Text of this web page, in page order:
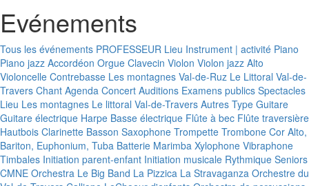
Evénements
Tous les événements PROFESSEUR Lieu Instrument | activité Piano
Piano jazz Accordéon Orgue Clavecin Violon Violon jazz Alto
Violoncelle Contrebasse Les montagnes Val-de-Ruz Le Littoral Val-de-
Travers Chant Agenda Concert Auditions Examens publics Spectacles
Lieu Les montagnes Le littoral Val-de-Travers Autres Type Guitare
Guitare électrique Harpe Basse électrique Flûte à bec Flûte traversière
Hautbois Clarinette Basson Saxophone Trompette Trombone Cor Alto,
Bariton, Euphonium, Tuba Batterie Marimba Xylophone Vibraphone
Timbales Initiation parent-enfant Initiation musicale Rythmique Seniors
CMNE Orchestra Le Big Band La Pizzica La Stravaganza Orchestre du